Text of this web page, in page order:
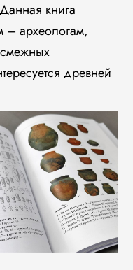
книга
– археологам,
древней